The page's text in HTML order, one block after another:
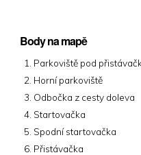
Body na mapě
Parkoviště pod
Horní parkoviště
Odbočka z cesty doleva
Startovačka
Spodní startovačka
Přistávačka